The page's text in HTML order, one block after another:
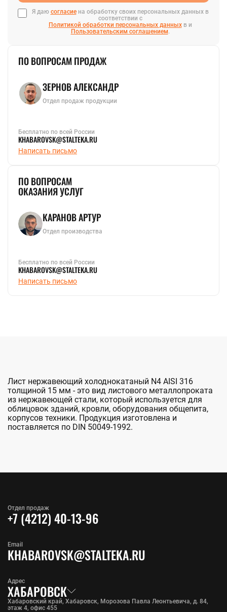
Я даю согласиена обработку своих персональных данных в
соответствии с
Политикой обработки персональных данныхв и
Пользовательским соглашением.
ПО ВОПРОСАМ ПРОДАЖ
ЗЕРНОВ АЛЕКСАНДР
Отдел продаж продукции
Бесплатно по всей России
KHABAROVSK@STALTEKA.RU
Написать письмо
ПО ВОПРОСАМ
ОКАЗАНИЯ УСЛУГ
КАРАНОВ АРТУР
Отдел производства
Бесплатно по всей России
KHABAROVSK@STALTEKA.RU
Написать письмо
Лист нержавеющий холоднокатаный N4 AISI 316
толщиной 15 мм - это вид листового металлопроката
из нержавеющей стали, который используется для
облицовок зданий, кровли, оборудования общепита,
корпусов техники. Продукция изготовлена и
поставляется по DIN 50049-1992.
Отдел продаж
+7 (4212) 40-13-96
Адрес
ХАБАРОВСК
Хабаровский край, Хабаровск, Морозова Павла Леонтьевича, д. 84,
этаж 4, офис 455
Email
KHABAROVSK@STALTEKA.RU